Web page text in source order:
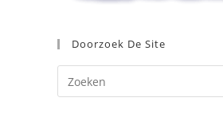
Doorzoek De Site